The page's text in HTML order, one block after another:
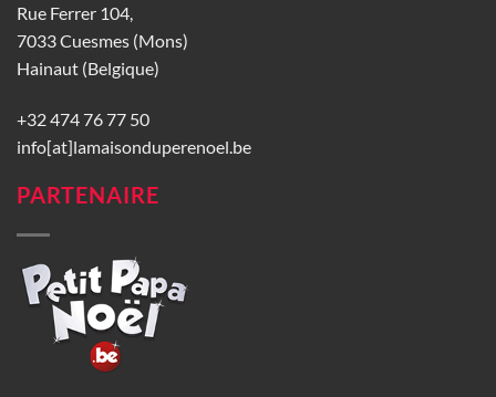
Rue Ferrer 104,
7033 Cuesmes (Mons)
Hainaut (Belgique)
+32 474 76 77 50
info[at]lamaisonduperenoel.be
PARTENAIRE